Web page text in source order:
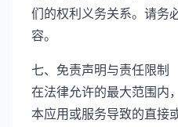
们的权利义务关系。请务
容。
七、免责声明与责任限制
在法律允许的最大范围内
本应用或服务导致的直接